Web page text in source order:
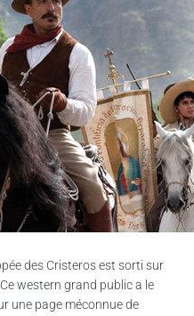
des Cristeros est sorti sur
western grand public a le
une page méconnue de